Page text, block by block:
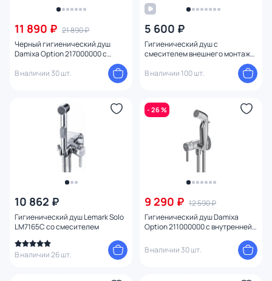
11 890 ₽ 21 890 ₽
Черный гигиенический душ
Damixa Option 217000000 с
В наличии 30 шт.
5 600 ₽
Гигиенический душ с
смесителем внешнего монтажа
Paini Aosta 92CR304KM хром
В наличии 100 шт.
10 862 ₽
Гигиенический душ Lemark Solo
LM7165C со смесителем
В наличии 26 шт.
- 26 %
9 290 ₽ 12 590 ₽
Гигиенический душ Damixa
Option 211000000 с внутренней
В наличии 30 шт.
До
Бренд
Тип монтажа
Материал
Управление